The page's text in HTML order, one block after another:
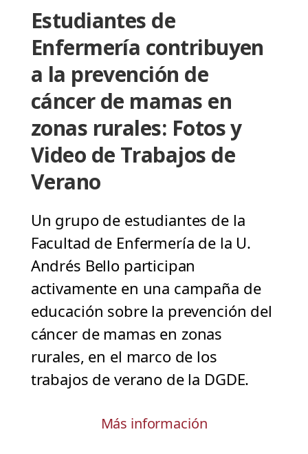
Estudiantes de
Enfermería contribuyen
a la prevención de
cáncer de mamas en
zonas rurales: Fotos y
Video de Trabajos de
Verano
Un grupo de estudiantes de la
Facultad de Enfermería de la U.
Andrés Bello participan
activamente en una campaña de
educación sobre la prevención del
cáncer de mamas en zonas
rurales, en el marco de los
trabajos de verano de la DGDE.
Más información